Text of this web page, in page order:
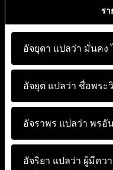
รา
อัจยุดา แปลว่า มั่นคง
อัจยุต แปลว่า ชื่อพระ
อัจราพร แปลว่า พรอั
อัจริยา แปลว่า ผู้มีคว